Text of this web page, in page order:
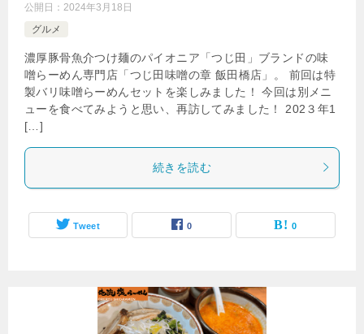
公開日： 2024年3月18日
グルメ
濃厚豚骨魚介つけ麺のパイオニア「つじ田」ブランドの味
噌らーめん専門店「つじ田味噌の章 飯田橋店」。 前回は特
製バリ味噌らーめんセットを楽しみました！ 今回は別メニ
ューを食べてみようと思い、再訪してみました！ 202３年1
[…]
続きを読む
Tweet 0 0